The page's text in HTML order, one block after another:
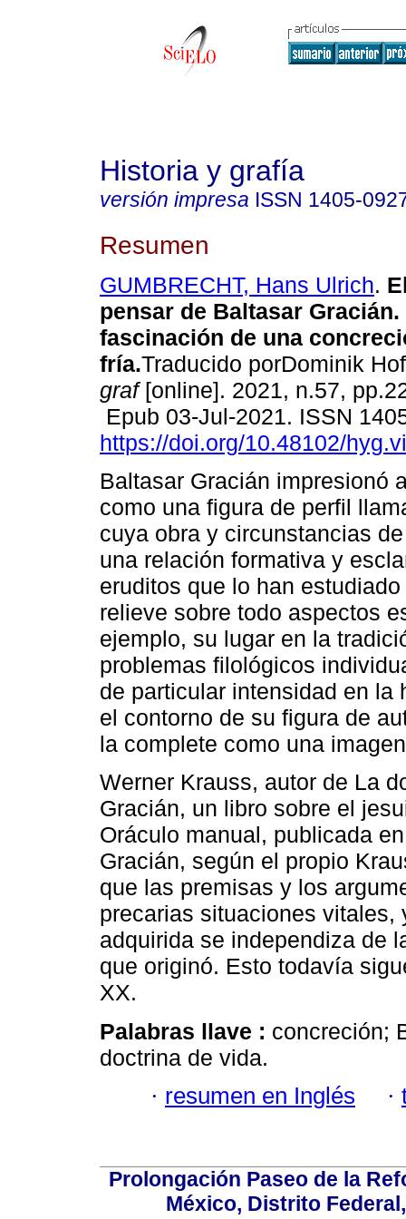
Historia y grafía
versión impresa ISSN 1405-
Resumen
GUMBRECHT, Hans Ulrich.
pensar de Baltasar
fascinación de una
fría.Traducido porDominik
graf[online]. 2021, n.57,
Epub 03-Jul-2021. ISSN
https://doi.org/10.48102/
Baltasar Gracián impresionó
como una figura de perfil
cuya obra y circunstancias
una relación formativa y
eruditos que lo han
relieve sobre todo aspectos
ejemplo, su lugar en la
problemas filológicos
de particular intensidad en
el contorno de su figura de
la complete como una
Werner Krauss, autor de La
Gracián, un libro sobre el
Oráculo manual, publicada
Gracián, según el propio
que las premisas y los
precarias situaciones
adquirida se independiza de
que originó. Esto todavía
XX.
Palabras llave : concreción;
doctrina de vida.
· resumen en Inglés ·
Prolongación Paseo de la
México, Distrito